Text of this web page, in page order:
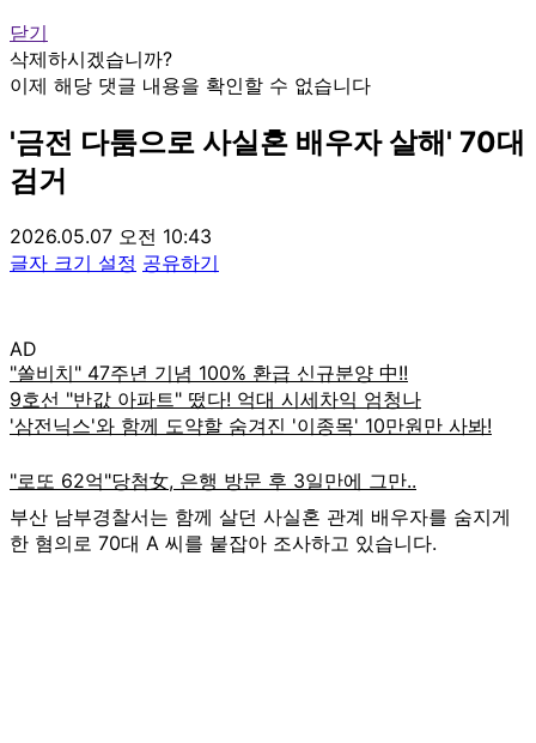
닫기
삭제하시겠습니까?
이제 해당 댓글 내용을 확인할 수 없습니다
'금전 다툼으로 사실혼 배우자 살해' 70대
검거
2026.05.07 오전 10:43
글자 크기 설정 공유하기
AD
부산 남부경찰서는 함께 살던 사실혼 관계 배우자를 숨지게
한 혐의로 70대 A 씨를 붙잡아 조사하고 있습니다.